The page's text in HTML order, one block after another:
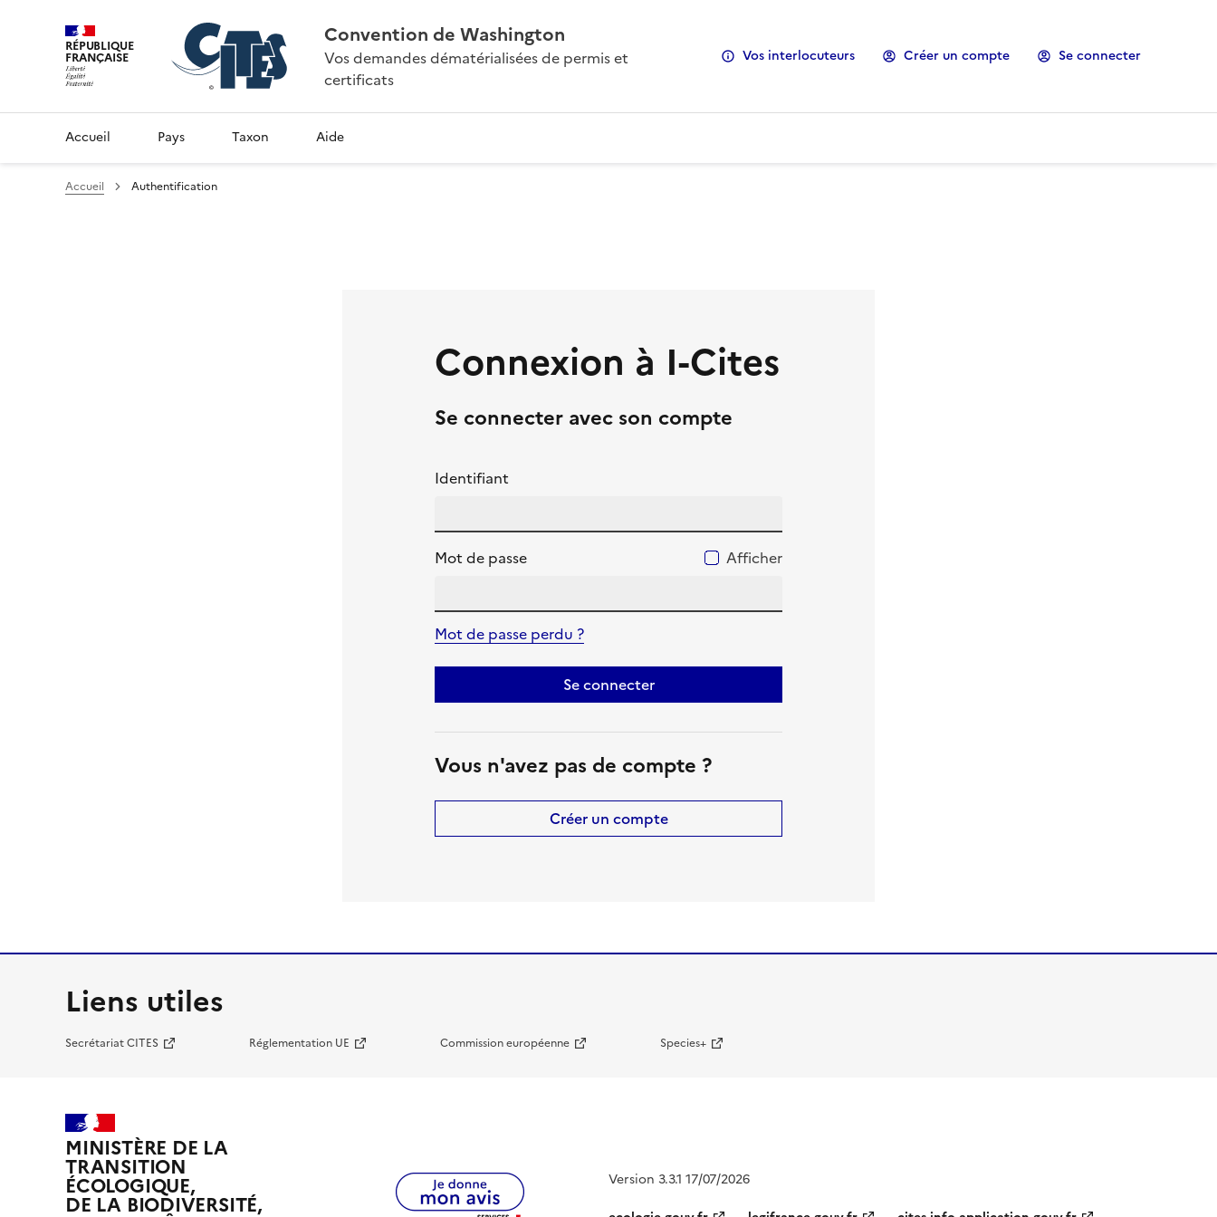
RÉPUBLIQUE
FRANÇAISE
Convention de Washington
Vos demandes dématérialisées de permis et
certificats
Vos interlocuteurs Créer un compte Se connecter
Accueil Pays Taxon Aide
Accueil Authentification
Connexion à I-Cites
Se connecter avec son compte
Identifiant
Mot de passe Afficher
Mot de passe perdu ?
Se connecter
Vous n'avez pas de compte ?
Créer un compte
Liens utiles
Secrétariat CITES Réglementation UE Commission européenne Species+
MINISTÈRE DE LA
TRANSITION
ÉCOLOGIQUE,
DE LA BIODIVERSITÉ,
Version 3.3.1 17/07/2026